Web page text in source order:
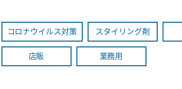
コロナウイルス対策 スタイリング剤
店販 業務用